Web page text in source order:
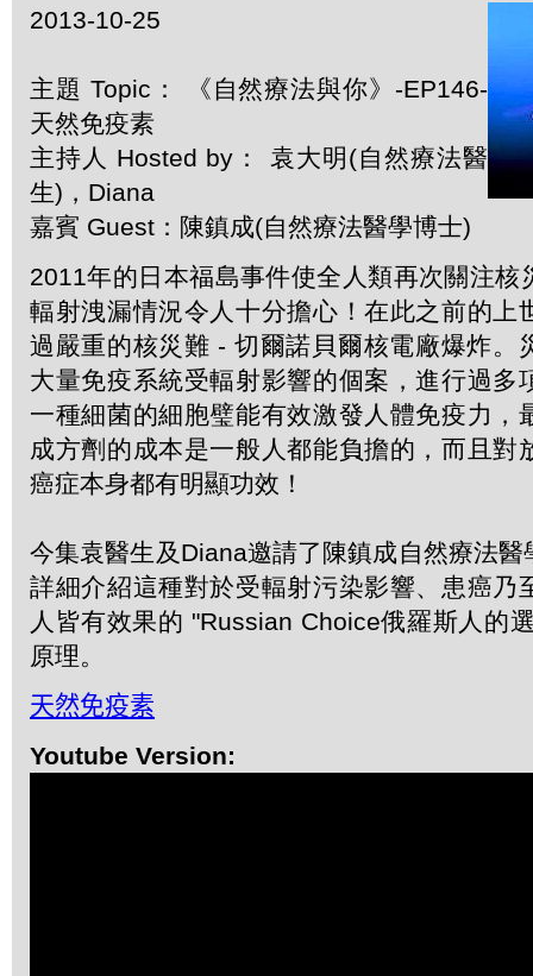
2013-10-25
主題 Topic： 《自然療法與你》-EP146-
天然免疫素
主持人 Hosted by： 袁大明(自然療法醫
生)，Diana
嘉賓 Guest：陳鎮成(自然療法醫學博士)
2011年的日本福島事件使全人類再次關注核
輻射洩漏情況令人十分擔心！在此之前的上
過嚴重的核災難 - 切爾諾貝爾核電廠爆炸。
大量免疫系統受輻射影響的個案，進行過多
一種細菌的細胞璧能有效激發人體免疫力，
成方劑的成本是一般人都能負擔的，而且對
癌症本身都有明顯功效！
今集袁醫生及Diana邀請了陳鎮成自然療法
詳細介紹這種對於受輻射污染影響、患癌乃
人皆有效果的 "Russian Choice俄羅斯人的
原理。
天然免疫素
Youtube Version: